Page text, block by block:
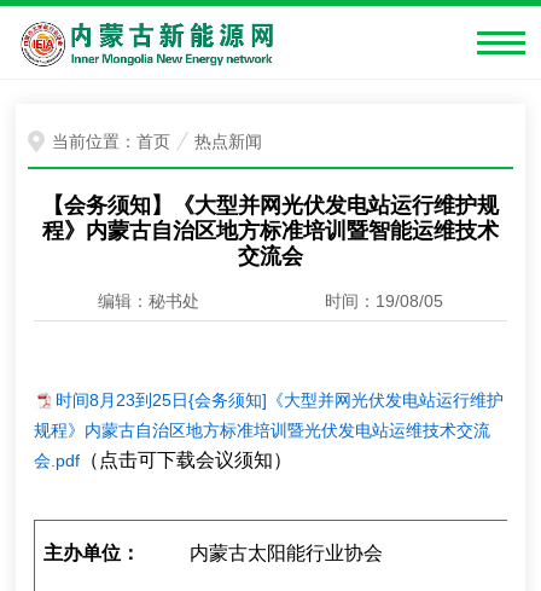
当前位置：首页 热点新闻
【会务须知】《大型并网光伏发电站运行维护规
程》内蒙古自治区地方标准培训暨智能运维技术
交流会
编辑：秘书处 时间：19/08/05
时间8月23到25日{会务须知]《大型并网光伏发电站运行维护
规程》内蒙古自治区地方标准培训暨光伏发电站运维技术交流
会.pdf （点击可下载会议须知）
主办单位： 内蒙古太阳能行业协会